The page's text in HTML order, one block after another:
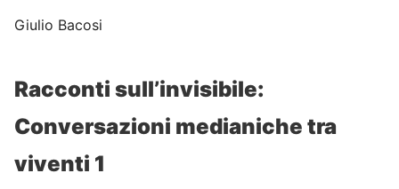
Giulio Bacosi
Racconti sull’invisibile:
Conversazioni medianiche tra
viventi 1